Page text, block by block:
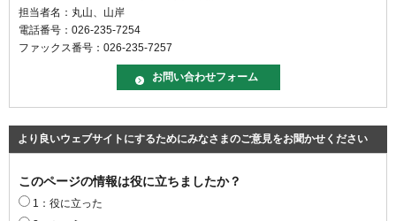
担当者名：丸山、山岸
電話番号：026-235-7254
ファックス番号：026-235-7257
より良いウェブサイトにするためにみなさまのご意見をお聞かせください
このページの情報は役に立ちましたか？
1：役に立った